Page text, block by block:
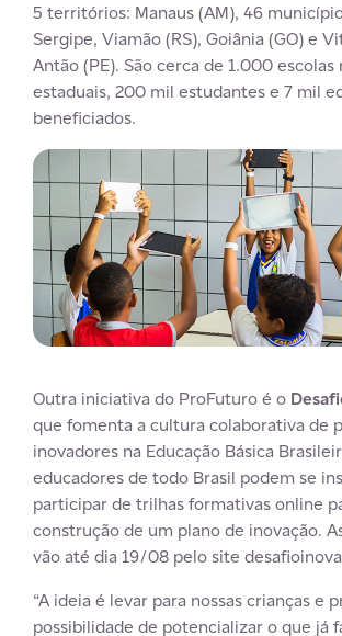
5 territórios: Manaus (AM), 46
Sergipe, Viamão (RS), Goiânia (GO) e
Antão (PE). São cerca de 1.000 escolas
estaduais, 200 mil estudantes e 7 mil
beneficiados.
Outra iniciativa do ProFuturo é o
que fomenta a cultura colaborativa de
inovadores na Educação Básica
educadores de todo Brasil podem se
participar de trilhas formativas online
construção de um plano de inovação.
vão até dia 19/08 pelo site
“A ideia é levar para nossas crianças e
possibilidade de potencializar o que já